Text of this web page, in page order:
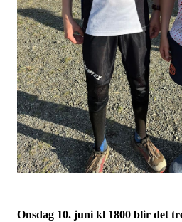
Onsdag 10. juni kl 1800 blir det